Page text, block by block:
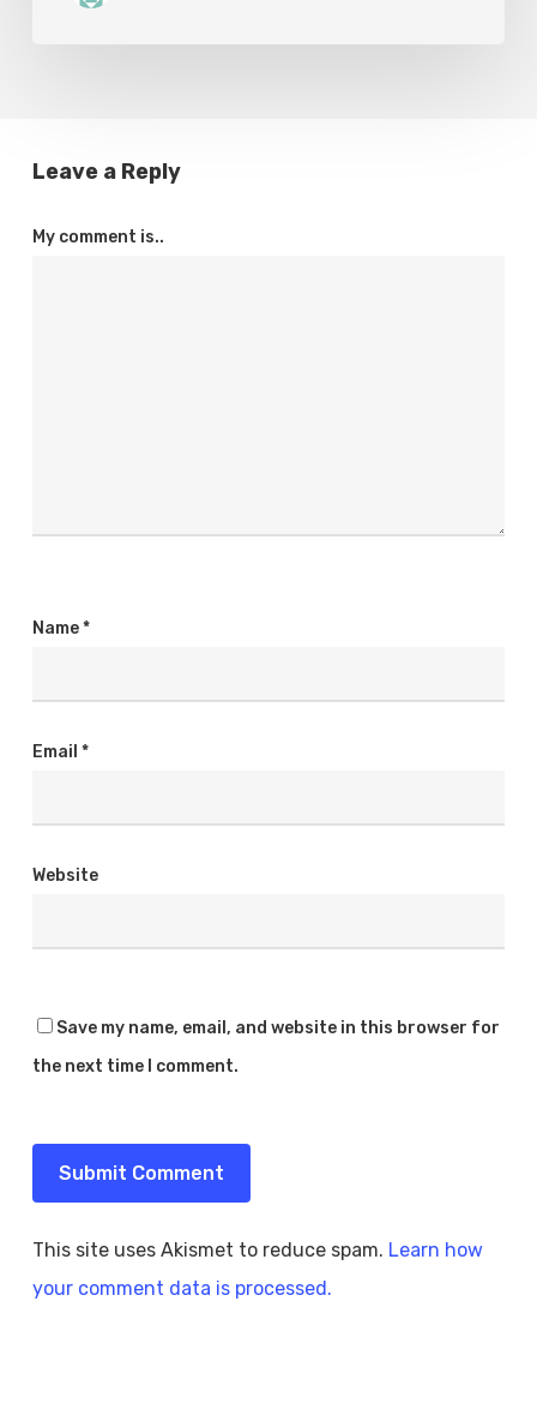
Leave a Reply
My comment is..
Name*
Email *
Website
Save my name, email, and website in this browser for
the next time I comment.
This site uses Akismet to reduce spam. Learn how
your comment data is processed.